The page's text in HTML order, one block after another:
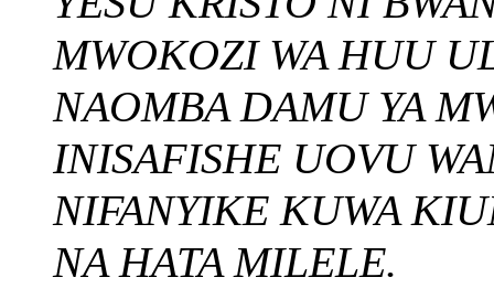
MWOKOZI WA HUU
NAOMBA DAMU YA
INISAFISHE UOVU
NIFANYIKE KUWA
NA HATA MILELE.